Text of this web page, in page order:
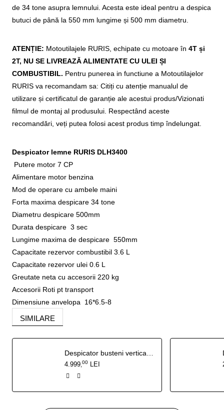
de 34 tone asupra lemnului. Acesta este ideal pentru a despica
butuci de până la 550 mm lungime și 500 mm diametru.
ATENȚIE: Motoutilajele RURIS, echipate cu motoare în 4T și
2T, NU SE LIVREAZĂ ALIMENTATE CU ULEI ȘI
COMBUSTIBIL. Pentru punerea in functiune a Motoutilajelor
RURIS va recomandam sa: Citiți cu atenție manualul de
utilizare și certificatul de garanție ale acestui produs/Vizionati
filmul de montaj al produsului. Respectând aceste
recomandări, veți putea folosi acest produs timp îndelungat.
Despicator lemne RURIS DLH3400
Putere motor 7 CP
Alimentare motor benzina
Mod de operare cu ambele maini
Forta maxima despicare 34 tone
Diametru despicare 500mm
Durata despicare 3 sec
Lungime maxima de despicare 550mm
Capacitate rezervor combustibil 3.6 L
Capacitate rezervor ulei 0.6 L
Greutate neta cu accesorii 220 kg
Accesorii Roti pt transport
Dimensiune anvelopa 16*6.5-8
SIMILARE
4.999 00 LEI